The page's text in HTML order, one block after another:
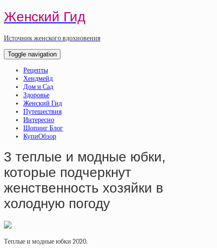
Женский Гид
Источник женского вдохновения
Toggle navigation
Рецепты
Хендмейд
Дом и Сад
Здоровье
Женский Гид
Путешествия
Интересно
Шопинг Блог
КупиОбзор
3 теплые и модные юбки,
которые подчеркнут
женственность хозяйки в
холодную погоду
Теплые и модные юбки 2020.